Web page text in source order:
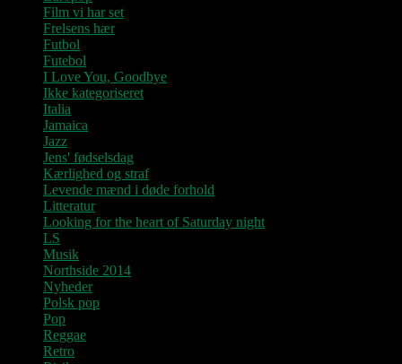
Film vi har set
Frelsens hær
Futbol
Futebol
I Love You, Goodbye
Ikke kategoriseret
Italia
Jamaica
Jazz
Jens' fødselsdag
Kærlighed og straf
Levende mænd i døde forhold
Litteratur
Looking for the heart of Saturday night
LS
Musik
Northside 2014
Nyheder
Polsk pop
Pop
Reggae
Retro